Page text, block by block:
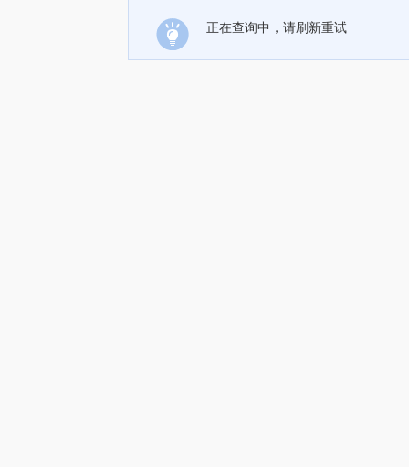
正在查询中，请刷新重试